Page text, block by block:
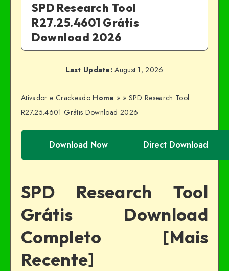
SPD Research Tool
R27.25.4601 Grátis
Download 2026
Last Update: August 1, 2026
Ativador e Crackeado Home » » SPD Research Tool
R27.25.4601 Grátis Download 2026
Download Now Direct Download
SPD Research Tool
Grátis Download
Completo [Mais
Recente]